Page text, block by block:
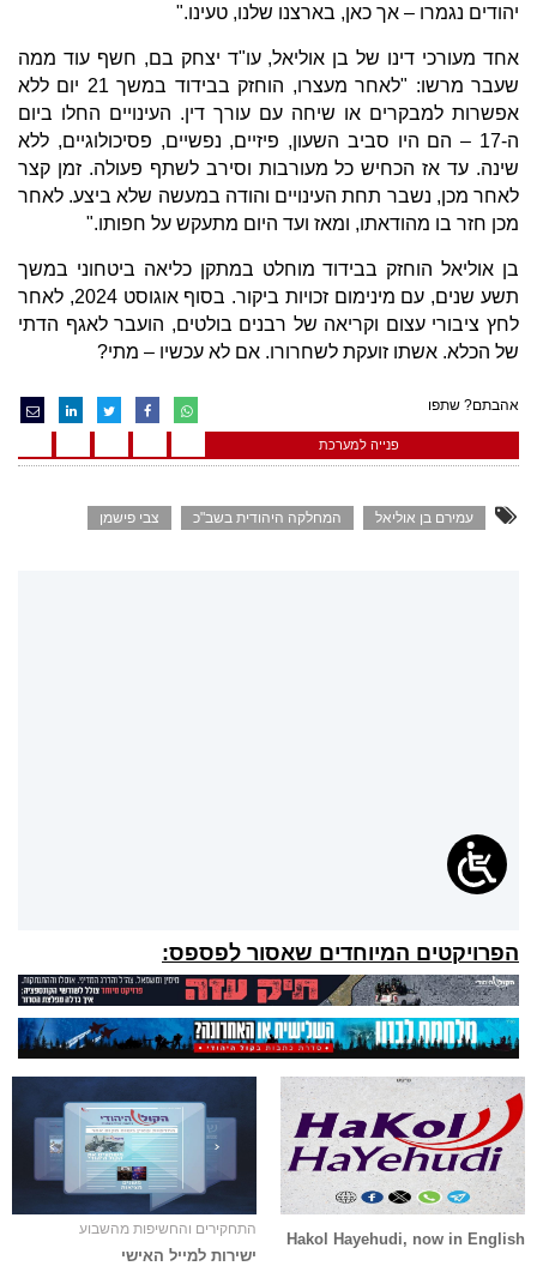
יהודים נגמרו – אך כאן, בארצנו שלנו, טעינו."
אחד מעורכי דינו של בן אוליאל, עו"ד יצחק בם, חשף עוד ממה
שעבר מרשו: "לאחר מעצרו, הוחזק בבידוד במשך 21 יום ללא
אפשרות למבקרים או שיחה עם עורך דין. העינויים החלו ביום
ה-17 – הם היו סביב השעון, פיזיים, נפשיים, פסיכולוגיים, ללא
שינה. עד אז הכחיש כל מעורבות וסירב לשתף פעולה. זמן קצר
לאחר מכן, נשבר תחת העינויים והודה במעשה שלא ביצע. לאחר
מכן חזר בו מהודאתו, ומאז ועד היום מתעקש על חפותו."
בן אוליאל הוחזק בבידוד מוחלט במתקן כליאה ביטחוני במשך
תשע שנים, עם מינימום זכויות ביקור. בסוף אוגוסט 2024, לאחר
לחץ ציבורי עצום וקריאה של רבנים בולטים, הועבר לאגף הדתי
של הכלא. אשתו זועקת לשחרורו. אם לא עכשיו – מתי?
אהבתם? שתפו
פנייה למערכת
עמירם בן אוליאל המחלקה היהודית בשב"כ צבי פישמן
הפרויקטים המיוחדים שאסור לפספס:
Hakol Hayehudi, now in English
התחקירים והחשיפות מהשבוע
ישירות למייל האישי